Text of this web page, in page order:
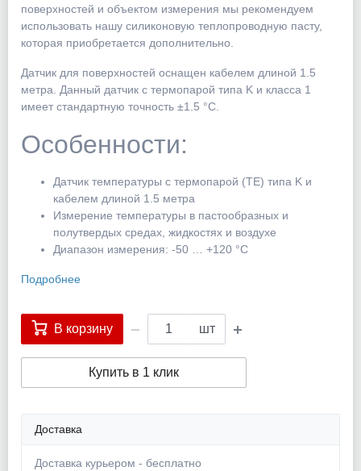
поверхностей и объектом измерения мы рекомендуем
использовать нашу силиконовую теплопроводную пасту,
которая приобретается дополнительно.
Датчик для поверхностей оснащен кабелем длиной 1.5
метра. Данный датчик с термопарой типа K и класса 1
имеет стандартную точность ±1.5 °C.
Особенности:
Датчик температуры с термопарой (TE) типа K и
кабелем длиной 1.5 метра
Измерение температуры в пастообразных и
полутвердых средах, жидкостях и воздухе
Диапазон измерения: -50 … +120 °C
Подробнее
В корзину шт
Купить в 1 клик
Доставка
Доставка курьером - бесплатно